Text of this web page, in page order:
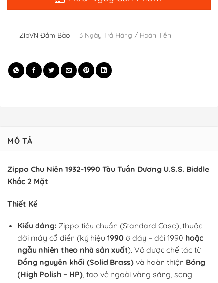
ZipVN Đảm Bảo 3 Ngày Trả Hàng / Hoàn Tiền
MÔ TẢ
Zippo Chu Niên 1932-1990 Tàu Tuần Dương U.S.S. Biddle
Khắc 2 Mặt
Thiết Kế
Kiểu dáng:Zippo tiêu chuẩn (Standard Case), thuộc
đời máy cổ điển (ký hiệu 1990ở đáy – đời 1990 hoặc
ngẫu nhiên theo nhà sản xuất). Vỏ được chế tác từ
Đồng nguyên khối (Solid Brass)và hoàn thiện Bóng
(High Polish – HP), tạo vẻ ngoài vàng sáng, sang